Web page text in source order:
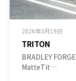
2026年3月19日
TRITON
BRADLEY
MatteTit…